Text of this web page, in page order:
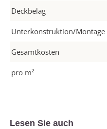
Deckbelag
Unterkonstruktion/Montage
Gesamtkosten
pro m²
Lesen Sie auch